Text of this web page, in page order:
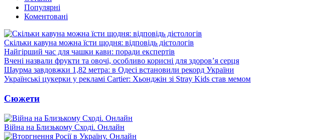
Популярні
Коментовані
Скільки кавуна можна їсти щодня: відповідь дієтологів
Найгірший час для чашки кави: поради експертів
Вчені назвали фрукти та овочі, особливо корисні для здоров’я серця
Шаурма завдовжки 1,82 метра: в Одесі встановили рекорд України
Українські цукерки у рекламі Cartier: Хьонджін зі Stray Kids став мемом
Сюжети
Війна на Близькому Сході. Онлайн